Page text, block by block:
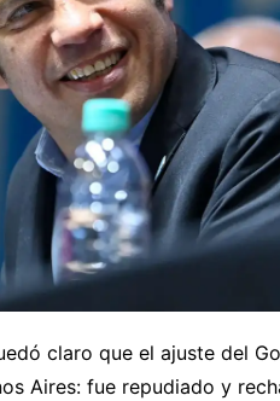
claro que el ajuste del
Aires: fue repudiado y